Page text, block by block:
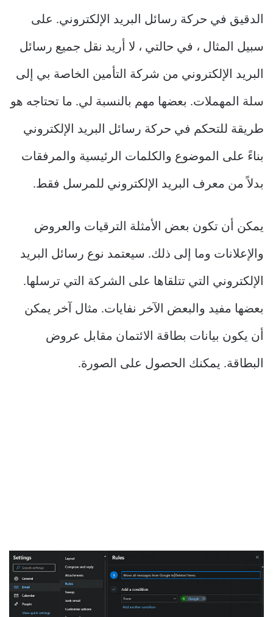
الدقيق في حركة رسائل البريد الإلكتروني. على
سبيل المثال ، في حالتي ، لا أريد نقل جميع رسائل
البريد الإلكتروني من شركة التأمين الخاصة بي إلى
سلة المهملات. بعضها مهم بالنسبة لي. ما تحتاجه هو
طريقة للتحكم في حركة رسائل البريد الإلكتروني
بناءً على الموضوع والكلمات الرئيسية والمرفقات
بدلاً من معرف البريد الإلكتروني للمرسل فقط.
يمكن أن تكون بعض الأمثلة الترقيات والعروض
والإعلانات وما إلى ذلك. سيعتمد نوع رسائل البريد
الإلكتروني التي تتلقاها على الشركة التي ترسلها.
بعضها مفيد والبعض الآخر نفايات. مثال آخر يمكن
أن يكون بيانات بطاقة الائتمان مقابل عروض
البطاقة. يمكنك الحصول على الصورة.